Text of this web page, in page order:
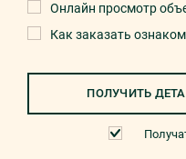
Онлайн просмотр
Как заказать
ПОЛУЧИТЬ